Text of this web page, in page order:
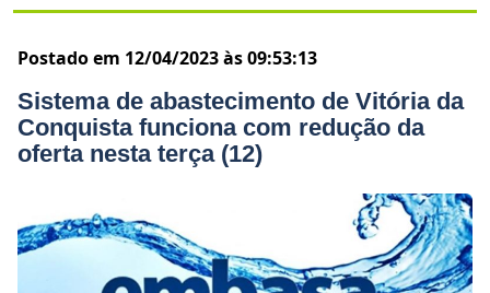
Postado em 12/04/2023 às 09:53:13
Sistema de abastecimento de Vitória da
Conquista funciona com redução da
oferta nesta terça (12)